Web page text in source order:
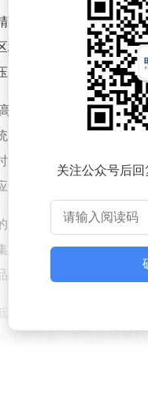
准调控温度、压力与加
域，显著减少对周边材
控制机制确保了焊点
效电池技术的兴起，光
、精密压力控制模块及
间及冷却曲线，实现焊
扫清了工艺障碍。
需求，光伏热压焊设备
成，现代热压焊设备可
质的高度一致性，为
成本及智能制造转型的
压焊设备，不仅能够帮
关注公众号后回